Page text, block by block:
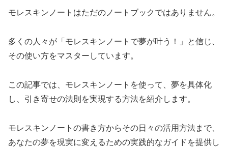
モレスキンノートはただのノートブックではありません。
多くの人々が「モレスキンノートで夢が叶う！」と信じ、
その使い方をマスターしています。
この記事では、モレスキンノートを使って、夢を具体化
し、引き寄せの法則を実現する方法を紹介します。
モレスキンノートの書き方からその日々の活用方法まで、
あなたの夢を現実に変えるための実践的なガイドを提供し